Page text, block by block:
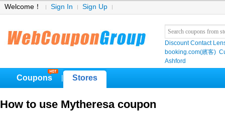
Welcome！ Sign In Sign Up
Discount Contact
booking.com(繽客)
Ashford
Coupons Stores
How to use Mytheresa coupon